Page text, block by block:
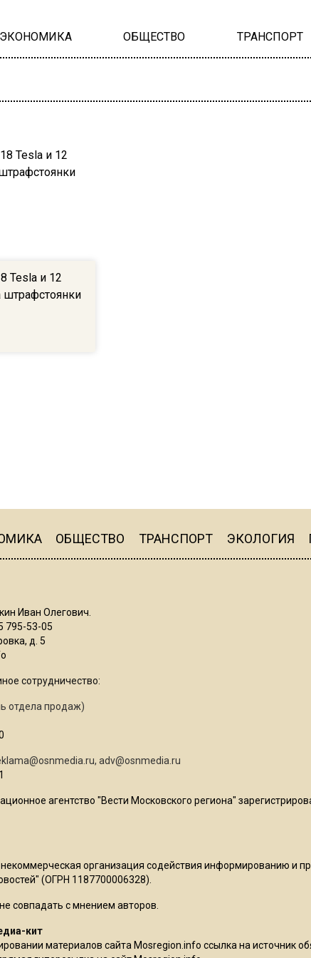
ЭКОНОМИКА ОБЩЕСТВО ТРАНСПОРТ
Tesla и 12
штрафстоянки
ОБЩЕСТВО ТРАНСПОРТ ЭКОЛОГИЯ
Иван Олегович.
795-53-05
д. 5
сотрудничество:
отдела продаж)
, adv@osnmedia.ru
агентство "Вести Московского региона"
организация содействия информированию и
(ОГРН 1187700006328).
совпадать с мнением авторов.
кит
материалов сайта Mosregion.info ссылка на источник